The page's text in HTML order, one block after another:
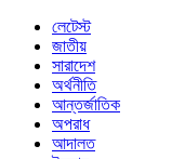
লেটেস্ট
জাতীয়
সারাদেশ
অর্থনীতি
আন্তর্জাতিক
অপরাধ
আদালত